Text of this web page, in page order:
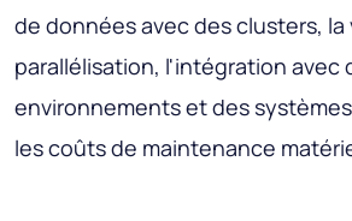
de données avec des clusters, la
parallélisation, l'intégration avec
environnements et des
les coûts de maintenance